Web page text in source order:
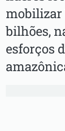
mobilizar
bilhões,
esforços